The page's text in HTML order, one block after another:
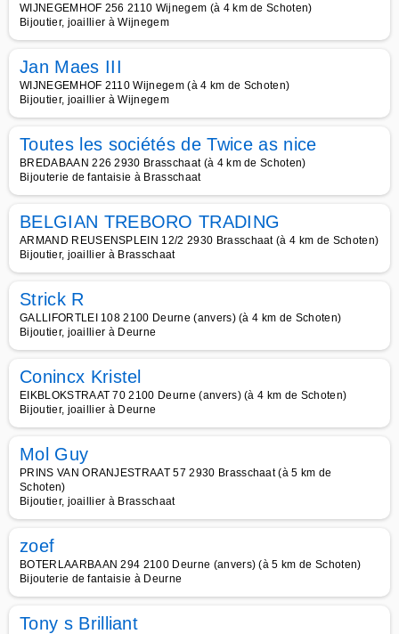
WIJNEGEMHOF 256 2110 Wijnegem (à 4 km de Schoten)
Bijoutier, joaillier à Wijnegem
Jan Maes III
WIJNEGEMHOF 2110 Wijnegem (à 4 km de Schoten)
Bijoutier, joaillier à Wijnegem
Toutes les sociétés de Twice as nice
BREDABAAN 226 2930 Brasschaat (à 4 km de Schoten)
Bijouterie de fantaisie à Brasschaat
BELGIAN TREBORO TRADING
ARMAND REUSENSPLEIN 12/2 2930 Brasschaat (à 4 km de Schoten)
Bijoutier, joaillier à Brasschaat
Strick R
GALLIFORTLEI 108 2100 Deurne (anvers) (à 4 km de Schoten)
Bijoutier, joaillier à Deurne
Conincx Kristel
EIKBLOKSTRAAT 70 2100 Deurne (anvers) (à 4 km de Schoten)
Bijoutier, joaillier à Deurne
Mol Guy
PRINS VAN ORANJESTRAAT 57 2930 Brasschaat (à 5 km de
Schoten)
Bijoutier, joaillier à Brasschaat
zoef
BOTERLAARBAAN 294 2100 Deurne (anvers) (à 5 km de Schoten)
Bijouterie de fantaisie à Deurne
Tony s Brilliant